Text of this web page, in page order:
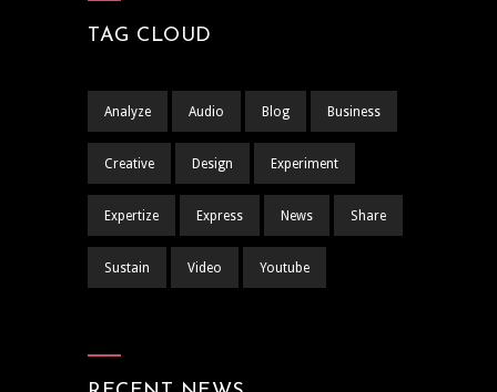
TAG CLOUD
Analyze Audio Blog Business
Creative Design Experiment
Expertize Express News Share
Sustain Video Youtube